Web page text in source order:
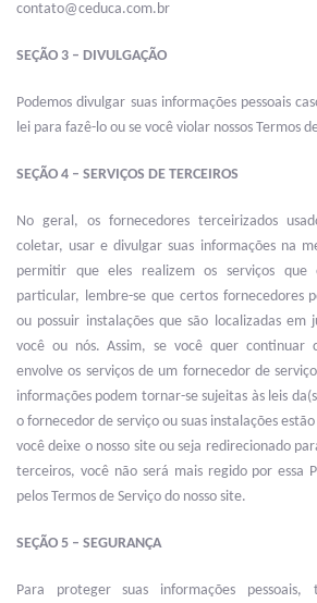
contato@ceduca.com.br
SEÇÃO 3 – DIVULGAÇÃO
Podemos divulgar suas informações pessoais
lei para fazê-lo ou se você violar nossos Termos
SEÇÃO 4 – SERVIÇOS DE TERCEIROS
No geral, os fornecedores terceirizados
coletar, usar e divulgar suas informações na
permitir que eles realizem os serviços que
particular, lembre-se que certos fornecedores
ou possuir instalações que são localizadas em
você ou nós. Assim, se você quer continuar
envolve os serviços de um fornecedor de
informações podem tornar-se sujeitas às leis
o fornecedor de serviço ou suas instalações
você deixe o nosso site ou seja redirecionado
terceiros, você não será mais regido por essa
pelos Termos de Serviço do nosso site.
SEÇÃO 5 – SEGURANÇA
Para proteger suas informações pessoais,